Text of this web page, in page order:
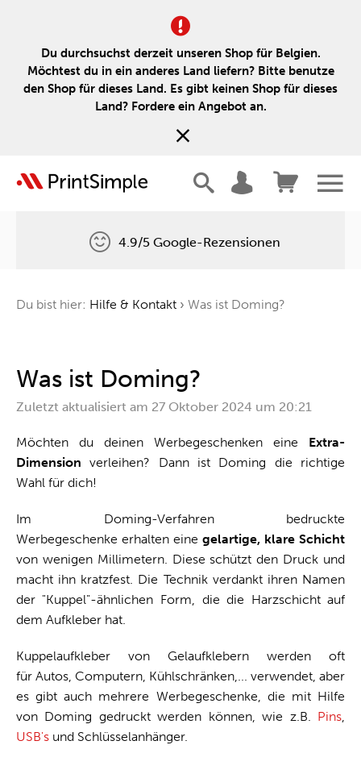
Du durchsuchst derzeit unseren Shop für Belgien.
Möchtest du in ein anderes Land liefern? Bitte benutze
den Shop für dieses Land. Es gibt keinen Shop für dieses
Land? Fordere ein Angebot an.
4.9/5 Google-Rezensionen
Du bist hier: Hilfe & Kontakt › Was ist Doming?
Was ist Doming?
Zuletzt aktualisiert am 27 Oktober 2024 um 20:21
Möchten du deinen Werbegeschenken eine Extra-
Dimension verleihen? Dann ist Doming die richtige
Wahl für dich!
Im Doming-Verfahren bedruckte
Werbegeschenke erhalten einegelartige, klare Schicht
von wenigen Millimetern. Diese schützt den Druck und
macht ihn kratzfest. Die Technik verdankt ihren Namen
der "Kuppel"-ähnlichen Form, die die Harzschicht auf
dem Aufkleber hat.
Kuppelaufkleber von Gelaufklebern werden oft
für Autos, Computern, Kühlschränken,... verwendet, aber
es gibt auch mehrere Werbegeschenke, die mit Hilfe
von Doming gedruckt werden können, wie z.B. Pins,
USB'sund Schlüsselanhänger.